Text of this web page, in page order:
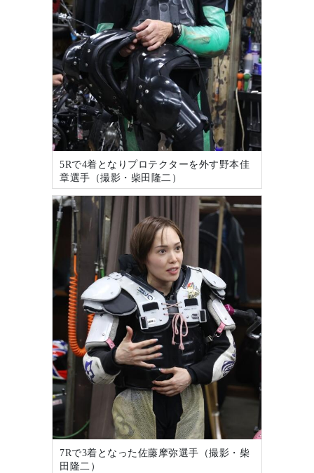
5Rで4着となりプロテクターを外す野本佳
章選手（撮影・柴田隆二）
7Rで3着となった佐藤摩弥選手（撮影・柴
田隆二）